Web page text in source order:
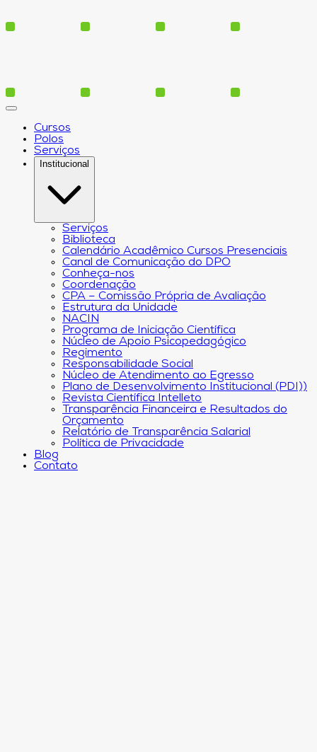
Cursos
Polos
Serviços
Institucional
Serviços
Biblioteca
Calendário Acadêmico Cursos Presenciais
Canal de Comunicação do DPO
Conheça-nos
Coordenação
CPA – Comissão Própria de Avaliação
Estrutura da Unidade
NACIN
Programa de Iniciação Científica
Núcleo de Apoio Psicopedagógico
Regimento
Responsabilidade Social
Núcleo de Atendimento ao Egresso
Plano de Desenvolvimento Institucional (PDI))
Revista Científica Intelleto
Transparência Financeira e Resultados do
Orçamento
Relatório de Transparência Salarial
Política de Privacidade
Blog
Contato